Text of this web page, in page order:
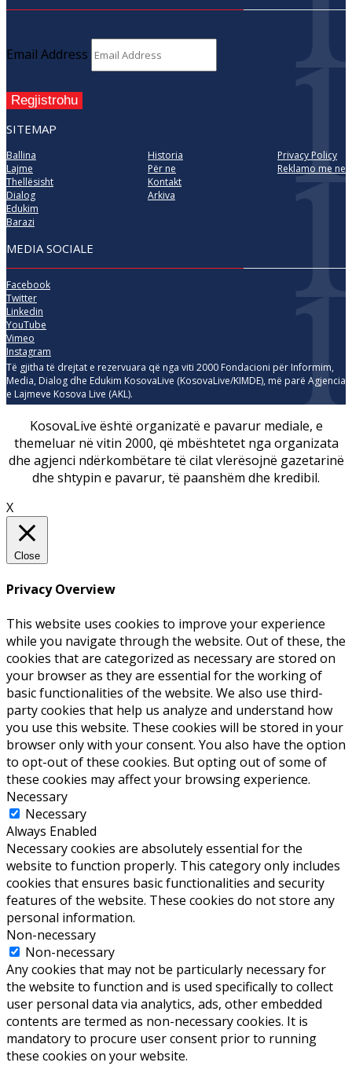
Email Address
Regjistrohu
SITEMAP
Ballina
Lajme
Thellësisht
Dialog
Edukim
Barazi
Historia
Për ne
Kontakt
Arkiva
Privacy Policy
Reklamo me ne
MEDIA SOCIALE
Facebook
Twitter
Linkedin
YouTube
Vimeo
Instagram
Të gjitha të drejtat e rezervuara që nga viti 2000 Fondacioni për Informim,
Media, Dialog dhe Edukim KosovaLive (KosovaLive/KIMDE), më parë Agjencia
e Lajmeve Kosova Live (AKL).
KosovaLive është organizatë e pavarur mediale, e
themeluar në vitin 2000, që mbështetet nga organizata
dhe agjenci ndërkombëtare të cilat vlerësojnë gazetarinë
dhe shtypin e pavarur, të paanshëm dhe kredibil.
X
Close
Privacy Overview
This website uses cookies to improve your experience
while you navigate through the website. Out of these, the
cookies that are categorized as necessary are stored on
your browser as they are essential for the working of
basic functionalities of the website. We also use third-
party cookies that help us analyze and understand how
you use this website. These cookies will be stored in your
browser only with your consent. You also have the option
to opt-out of these cookies. But opting out of some of
these cookies may affect your browsing experience.
Necessary
Necessary
Always Enabled
Necessary cookies are absolutely essential for the
website to function properly. This category only includes
cookies that ensures basic functionalities and security
features of the website. These cookies do not store any
personal information.
Non-necessary
Non-necessary
Any cookies that may not be particularly necessary for
the website to function and is used specifically to collect
user personal data via analytics, ads, other embedded
contents are termed as non-necessary cookies. It is
mandatory to procure user consent prior to running
these cookies on your website.